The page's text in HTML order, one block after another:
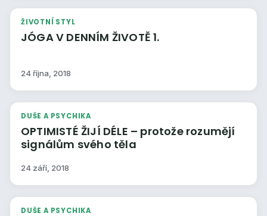
ŽIVOTNÍ STYL
JÓGA V DENNÍM ŽIVOTĚ 1.
24 října, 2018
DUŠE A PSYCHIKA
OPTIMISTÉ ŽIJÍ DÉLE – protože rozumějí
signálům svého těla
24 září, 2018
DUŠE A PSYCHIKA